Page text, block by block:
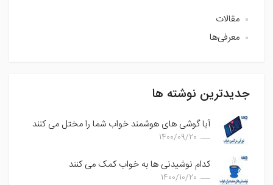
مقالات
معرفی‌ها
جدیدترین نوشته ها
آیا گوشی های هوشمند خواب شما را مختل می کنند
1400/09/20
کدام نوشیدنی ها به خواب کمک می کنند
1400/10/20